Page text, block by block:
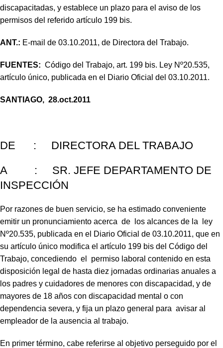
discapacitadas, y establece un plazo para el aviso de los
permisos del referido artículo 199 bis.
ANT.: E-mail de 03.10.2011, de Directora del Trabajo.
FUENTES: Código del Trabajo, art. 199 bis. Ley Nº20.535,
artículo único, publicada en el Diario Oficial del 03.10.2011.
SANTIAGO, 28.oct.2011
DE : DIRECTORA DEL TRABAJO
A : SR. JEFE DEPARTAMENTO DE
INSPECCIÓN
Por razones de buen servicio, se ha estimado conveniente
emitir un pronunciamiento acerca de los alcances de la ley
Nº20.535, publicada en el Diario Oficial de 03.10.2011, que en
su artículo único modifica el artículo 199 bis del Código del
Trabajo, concediendo el permiso laboral contenido en esta
disposición legal de hasta diez jornadas ordinarias anuales a
los padres y cuidadores de menores con discapacidad, y de
mayores de 18 años con discapacidad mental o con
dependencia severa, y fija un plazo general para avisar al
empleador de la ausencia al trabajo.
En primer término, cabe referirse al objetivo perseguido por el